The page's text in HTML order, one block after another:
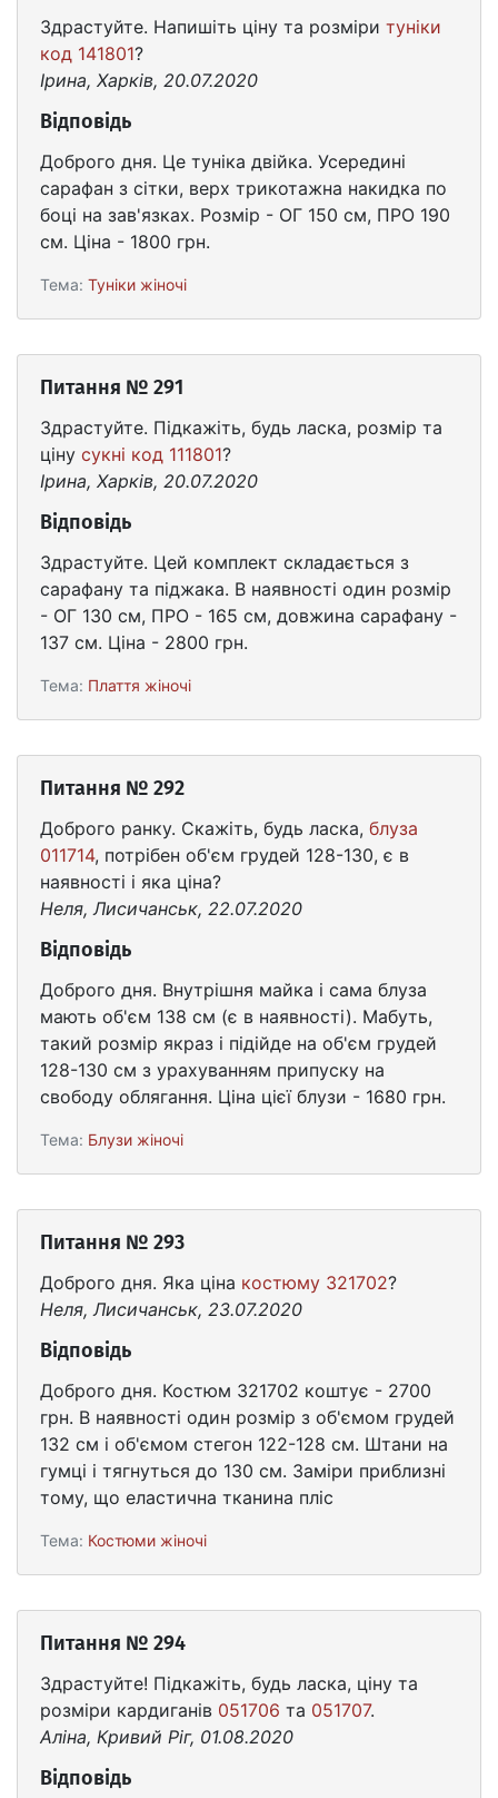
Здрастуйте. Напишіть ціну та розміри туніки
код 141801?
Ірина, Харків, 20.07.2020
Відповідь
Доброго дня. Це туніка двійка. Усередині
сарафан з сітки, верх трикотажна накидка по
боці на зав'язках. Розмір - ОГ 150 см, ПРО 190
см. Ціна - 1800 грн.
Тема: Туніки жіночі
Питання № 291
Здрастуйте. Підкажіть, будь ласка, розмір та
ціну сукні код 111801?
Ірина, Харків, 20.07.2020
Відповідь
Здрастуйте. Цей комплект складається з
сарафану та піджака. В наявності один розмір
- ОГ 130 см, ПРО - 165 см, довжина сарафану -
137 см. Ціна - 2800 грн.
Тема: Плаття жіночі
Питання № 292
Доброго ранку. Скажіть, будь ласка, блуза
011714, потрібен об'єм грудей 128-130, є в
наявності і яка ціна?
Неля, Лисичанськ, 22.07.2020
Відповідь
Доброго дня. Внутрішня майка і сама блуза
мають об'єм 138 см (є в наявності). Мабуть,
такий розмір якраз і підійде на об'єм грудей
128-130 см з урахуванням припуску на
свободу облягання. Ціна цієї блузи - 1680 грн.
Тема: Блузи жіночі
Питання № 293
Доброго дня. Яка ціна костюму 321702?
Неля, Лисичанськ, 23.07.2020
Відповідь
Доброго дня. Костюм 321702 коштує - 2700
грн. В наявності один розмір з об'ємом грудей
132 см і об'ємом стегон 122-128 см. Штани на
гумці і тягнуться до 130 см. Заміри приблизні
тому, що еластична тканина пліс
Тема: Костюми жіночі
Питання № 294
Здрастуйте! Підкажіть, будь ласка, ціну та
розміри кардиганів 051706 та 051707.
Аліна, Кривий Ріг, 01.08.2020
Відповідь